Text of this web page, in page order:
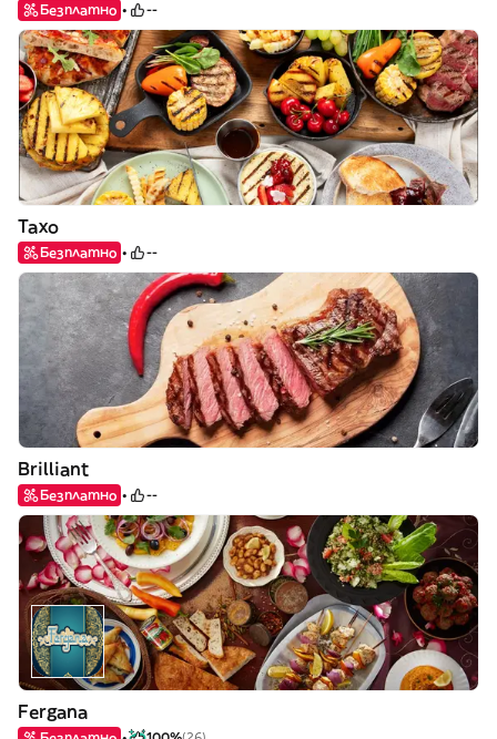
Безплатно --
Тахо
Безплатно --
Brilliant
Безплатно --
Fergana